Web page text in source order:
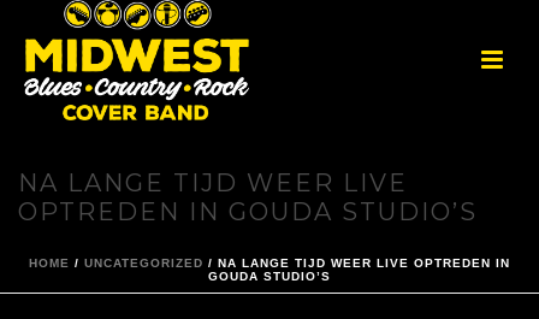
NA LANGE TIJD WEER LIVE
OPTREDEN IN GOUDA STUDIO’S
HOME / UNCATEGORIZED / NA LANGE TIJD WEER LIVE OPTREDEN IN
GOUDA STUDIO’S